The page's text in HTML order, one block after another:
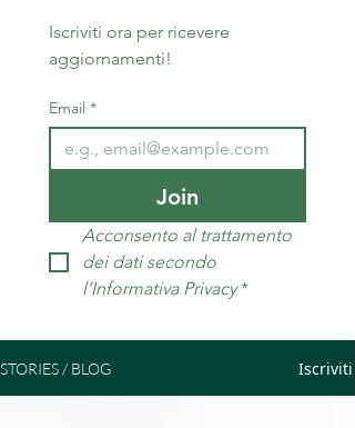
Iscriviti ora per ricevere
aggiornamenti!
Email *
Join
Acconsento al trattamento
dei dati secondo
l’Informativa Privacy *
STORIES / BLOG Iscriviti